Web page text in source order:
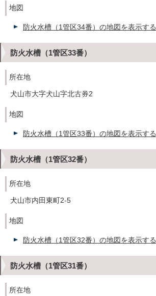
地図
防火水槽（1管区34番）の地図を表示する
防火水槽（1管区33番）
所在地
犬山市大字犬山字北古券2
地図
防火水槽（1管区33番）の地図を表示する
防火水槽（1管区32番）
所在地
犬山市内田東町2-5
地図
防火水槽（1管区32番）の地図を表示する
防火水槽（1管区31番）
所在地